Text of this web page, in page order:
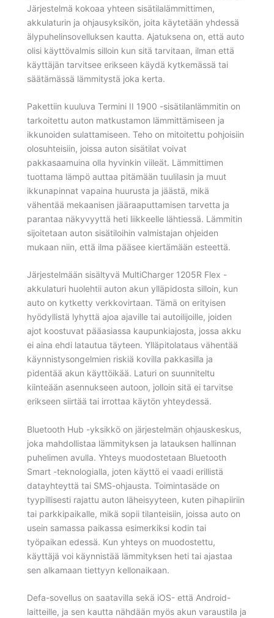
Järjestelmä kokoaa yhteen sisätilalämmittimen,
akkulaturin ja ohjausyksikön, joita käytetään yhdessä
älypuhelinsovelluksen kautta. Ajatuksena on, että auto
olisi käyttövalmis silloin kun sitä tarvitaan, ilman että
käyttäjän tarvitsee erikseen käydä kytkemässä tai
säätämässä lämmitystä joka kerta.
Pakettiin kuuluva Termini II 1900 -sisätilanlämmitin on
tarkoitettu auton matkustamon lämmittämiseen ja
ikkunoiden sulattamiseen. Teho on mitoitettu pohjoisiin
olosuhteisiin, joissa auton sisätilat voivat
pakkasaamuina olla hyvinkin viileät. Lämmittimen
tuottama lämpö auttaa pitämään tuulilasin ja muut
ikkunapinnat vapaina huurusta ja jäästä, mikä
vähentää mekaanisen jääraaputtamisen tarvetta ja
parantaa näkyvyyttä heti liikkeelle lähtiessä. Lämmitin
sijoitetaan auton sisätiloihin valmistajan ohjeiden
mukaan niin, että ilma pääsee kiertämään esteettä.
Järjestelmään sisältyvä MultiCharger 1205R Flex -
akkulaturi huolehtii auton akun ylläpidosta silloin, kun
auto on kytketty verkkovirtaan. Tämä on erityisen
hyödyllistä lyhyttä ajoa ajaville tai autoilijoille, joiden
ajot koostuvat pääasiassa kaupunkiajosta, jossa akku
ei aina ehdi latautua täyteen. Ylläpitolataus vähentää
käynnistysongelmien riskiä kovilla pakkasilla ja
pidentää akun käyttöikää. Laturi on suunniteltu
kiinteään asennukseen autoon, jolloin sitä ei tarvitse
erikseen siirtää tai irrottaa käytön yhteydessä.
Bluetooth Hub -yksikkö on järjestelmän ohjauskeskus,
joka mahdollistaa lämmityksen ja latauksen hallinnan
puhelimen avulla. Yhteys muodostetaan Bluetooth
Smart -teknologialla, joten käyttö ei vaadi erillistä
datayhteyttä tai SMS-ohjausta. Toimintasäde on
tyypillisesti rajattu auton läheisyyteen, kuten pihapiiriin
tai parkkipaikalle, mikä sopii tilanteisiin, joissa auto on
usein samassa paikassa esimerkiksi kodin tai
työpaikan edessä. Kun yhteys on muodostettu,
käyttäjä voi käynnistää lämmityksen heti tai ajastaa
sen alkamaan tiettyyn kellonaikaan.
Defa-sovellus on saatavilla sekä iOS- että Android-
laitteille, ja sen kautta nähdään myös akun varaustila ja